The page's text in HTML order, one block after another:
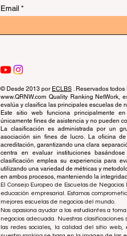
Email
© Desde 2013 por ECLBS . Reservados
www.QRNW.com Quality Ranking
evalúa y clasifica las principales escuelas de
Este sitio web funciona principalmente
únicamente fines de asistencia y no pueden
La clasificación es administrada por un
asociación sin fines de lucro. La oficina
acreditación, garantizando una clara
centra en evaluar instituciones
clasificación emplea su experiencia para
utilizando una variedad de métricas y
en ambos procesos, manteniendo la
El Consejo Europeo de Escuelas de
educación empresarial. Estamos
mejores escuelas de negocios del mundo.
Nos apasiona ayudar a los estudiantes a
negocios adecuada. Nuestras
las redes sociales, la calidad del sitio